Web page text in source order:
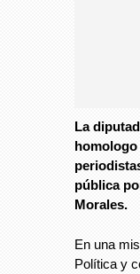
La
pública
Morales.
En una
Política y